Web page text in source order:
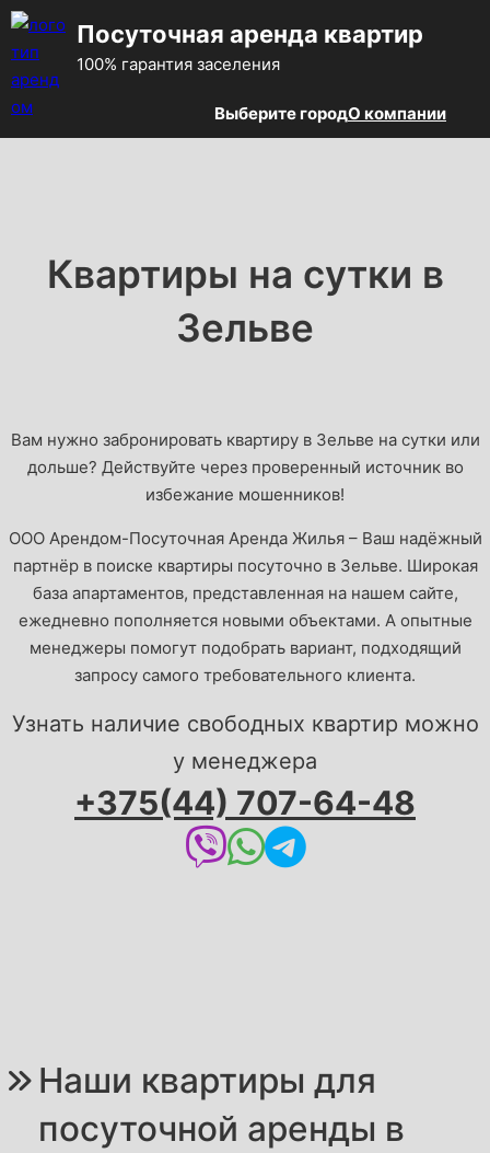
Посуточная аренда квартир
100% гарантия заселения
Выберите городО компании
Квартиры на сутки в
Зельве
Вам нужно забронировать квартиру в Зельве на сутки или
дольше? Действуйте через проверенный источник во
избежание мошенников!
OOO Арендом-Посуточная Аренда Жилья – Ваш надёжный
партнёр в поиске квартиры посуточно в Зельве. Широкая
база апартаментов, представленная на нашем сайте,
ежедневно пополняется новыми объектами. А опытные
менеджеры помогут подобрать вариант, подходящий
запросу самого требовательного клиента.
Узнать наличие свободных квартир можно
у менеджера
+375(44) 707-64-48
Наши квартиры для
посуточной аренды в